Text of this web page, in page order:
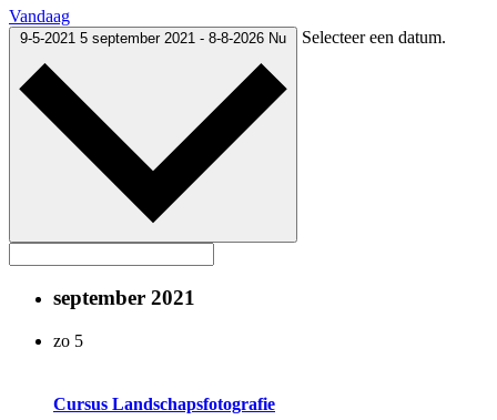
Vandaag
9-5-2021 5 september 2021 - 8-8-2026 Nu Selecteer een datum.
september 2021
zo 5
Cursus Landschapsfotografie